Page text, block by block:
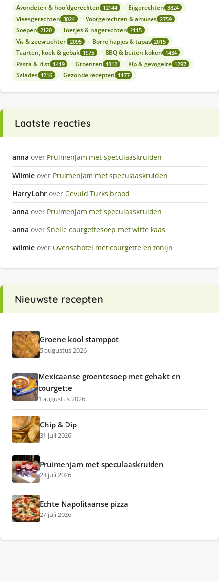
Avondeten & hoofdgerechten 12144 Bijgerechten 3824
Vleesgerechten 3024 Voorgerechten & amuses 2759
Soepen 2120 Toetjes & nagerechten 2115
Vis & zeevruchten 2095 Borrelhapjes & tapas 2015
Taarten, koek & gebak 1975 BBQ & buiten koken 1434
Pasta & rijst 1419 Groenten 1312 Kip & gevogelte 1297
Salades 1216 Gezonde recepten 1177
Laatste reacties
anna over Pruimenjam met speculaaskruiden
Wilmie over Pruimenjam met speculaaskruiden
HarryLohr over Gevuld Turks brood
anna over Pruimenjam met speculaaskruiden
anna over Snelle courgettesoep met witte kaas
Wilmie over Ovenschotel met courgette en tonijn
Nieuwste recepten
Groene kool stamppot
5 augustus 2026
Mexicaanse groentesoep met gehakt en
courgette
1 augustus 2026
Chip & Dip
31 juli 2026
Pruimenjam met speculaaskruiden
28 juli 2026
Echte Napolitaanse pizza
27 juli 2026